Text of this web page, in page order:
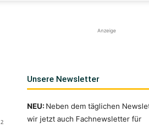
2
Anzeige
Unsere Newsletter
NEU: Neben dem täglichen
wir jetzt auch Fachnewsletter für